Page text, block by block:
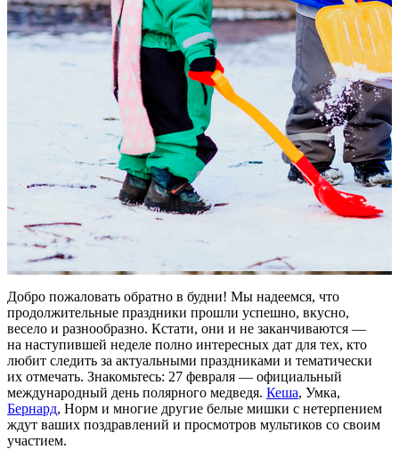
Добро пожаловать обратно в будни! Мы надеемся, что
продолжительные праздники прошли успешно, вкусно,
весело и разнообразно. Кстати, они и не заканчиваются —
на наступившей неделе полно интересных дат для тех, кто
любит следить за актуальными праздниками и тематически
их отмечать. Знакомьтесь: 27 февраля — официальный
международный день полярного медведя. Кеша, Умка,
Бернард, Норм и многие другие белые мишки с нетерпением
ждут ваших поздравлений и просмотров мультиков со своим
участием.